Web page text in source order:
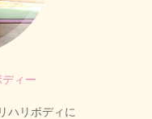
ィー
ハリボディに